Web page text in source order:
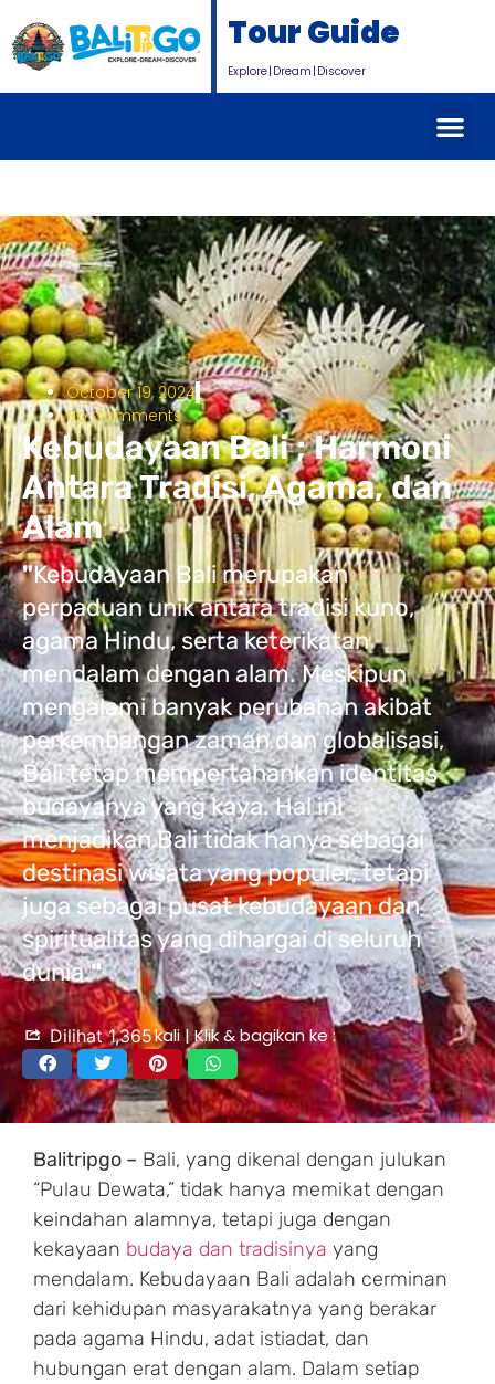
Tour Guide
Explore | Dream | Discover
October 19, 2024
No Comments
Kebudayaan Bali ; Harmoni
Antara Tradisi, Agama, dan
Alam
"Kebudayaan Bali merupakan
perpaduan unik antara tradisi kuno,
agama Hindu, serta keterikatan
mendalam dengan alam. Meskipun
mengalami banyak perubahan akibat
perkembangan zaman dan globalisasi,
Bali tetap mempertahankan identitas
budayanya yang kaya. Hal ini
menjadikan Bali tidak hanya sebagai
destinasi wisata yang populer, tetapi
juga sebagai pusat kebudayaan dan
spiritualitas yang dihargai di seluruh
dunia."
Dilihat 1,365kali | Klik & bagikan ke :
Balitripgo – Bali, yang dikenal dengan julukan
“Pulau Dewata,” tidak hanya memikat dengan
keindahan alamnya, tetapi juga dengan
kekayaan budaya dan tradisinya yang
mendalam. Kebudayaan Bali adalah cerminan
dari kehidupan masyarakatnya yang berakar
pada agama Hindu, adat istiadat, dan
hubungan erat dengan alam. Dalam setiap